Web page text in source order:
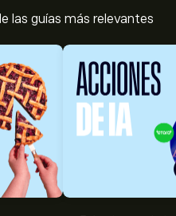
las guías más relevantes